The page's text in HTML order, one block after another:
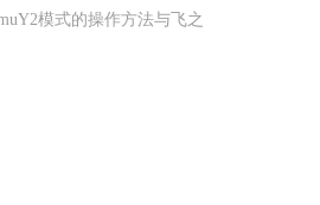
模式的操作方法与飞之